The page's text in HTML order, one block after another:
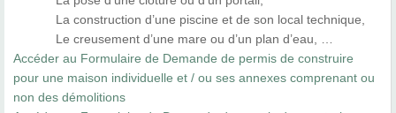
La construction d’une piscine et de son local technique,
Le creusement d’une mare ou d’un plan d’eau, …
Accéder au Formulaire de Demande de permis de construire
pour une maison individuelle et / ou ses annexes comprenant ou
non des démolitions